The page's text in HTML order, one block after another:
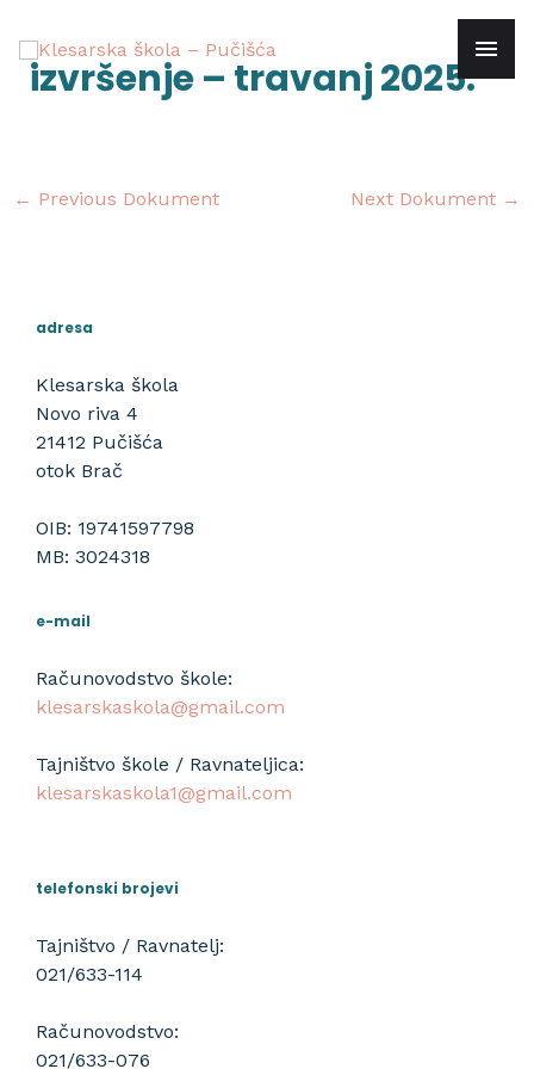
contentizvršenje – travanj 2025.
Post
navigation
← Previous Dokument Next Dokument →
adresa
Klesarska škola
Novo riva 4
21412 Pučišća
otok Brač
OIB: 19741597798
MB: 3024318
e-mail
Računovodstvo škole:
klesarskaskola@gmail.com
Tajništvo škole / Ravnateljica:
klesarskaskola1@gmail.com
telefonski brojevi
Tajništvo / Ravnatelj:
021/633-114
Računovodstvo:
021/633-076